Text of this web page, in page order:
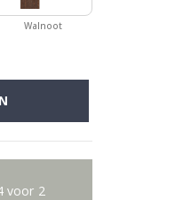
Walnoot
voor 2